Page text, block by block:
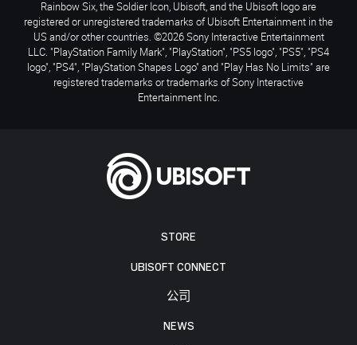
STORE
UBISOFT CONNECT
公司
NEWS
Rainbow Six, the Soldier Icon, Ubisoft, and the Ubisoft logo are
registered or unregistered trademarks of Ubisoft Entertainment in the
US and/or other countries. ©2026 Sony Interactive Entertainment
LLC. "PlayStation Family Mark", "PlayStation", "PS5 logo", "PS5", "PS4
logo", "PS4", "PlayStation Shapes Logo" and "Play Has No Limits" are
registered trademarks or trademarks of Sony Interactive
Entertainment Inc.